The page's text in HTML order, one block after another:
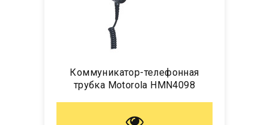
Коммуникатор-телефонная
трубка Motorola HMN4098